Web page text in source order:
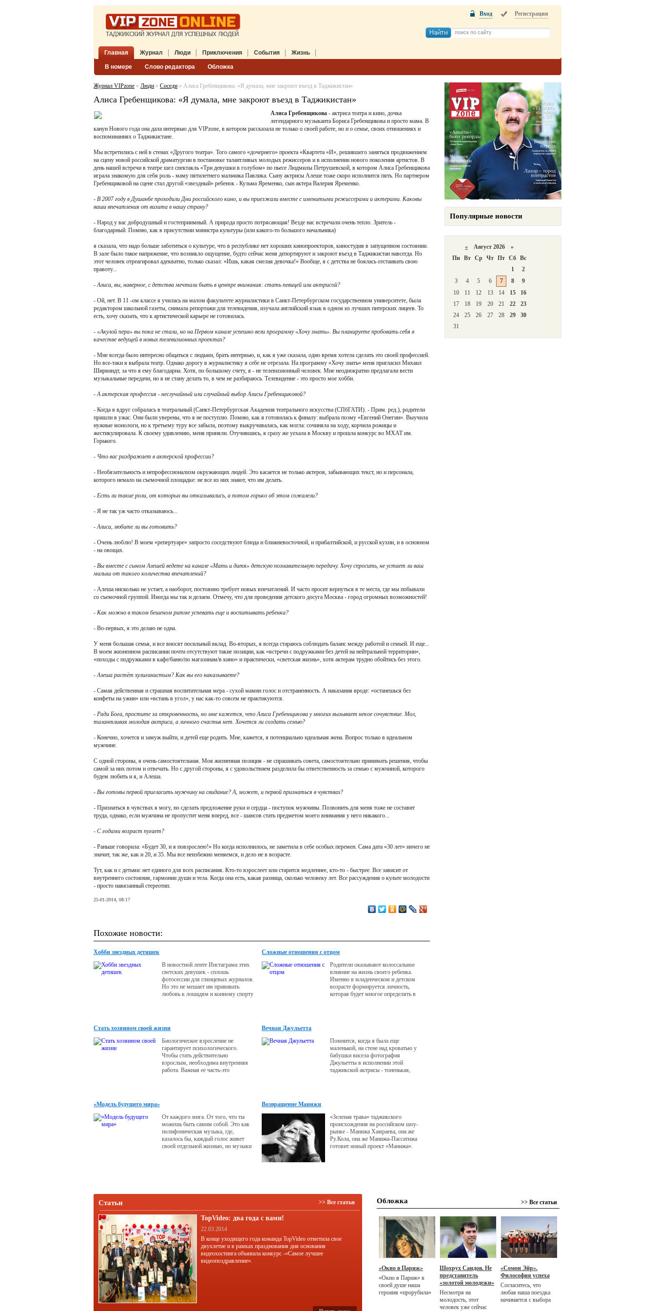
Главная Журнал
В номере Слово редактора Обложка
Люди Приключения События Жизнь
Вход Регистрация
Журнал VIPzone » Люди » Соседи » Алиса Гребенщикова: «Я думала, мне закроют въезд в Таджикистан»
Алиса Гребенщикова: «Я думала, мне закроют въезд в Таджикистан»
Алиса Гребенщикова - актриса театра и кино, дочка
легендарного музыканта Бориса Гребенщикова и просто мама. В
канун Нового года она дала интервью для VIPzone, в котором рассказала не только о своей работе, но и о семье, своих отношениях и
воспоминаниях о Таджикистане.
Мы встретились с ней в стенах «Другого театра». Того самого «дочернего» проекта «Квартета «И», решившего заняться продвижением
на сцену новой российской драматургии в постановке талантливых молодых режиссеров и в исполнении нового поколения артистов. В
день нашей встречи в театре шел спектакль «Три девушки в голубом» по пьесе Людмилы Петрушевской, в котором Алиса Гребенщикова
играла знакомую для себя роль - маму пятилетнего мальчика Павлика. Сыну актрисы Алеше тоже скоро исполнится пять. Но партнером
Гребенщиковой на сцене стал другой «звездный» ребенок - Кузьма Яременко, сын актера Валерия Яременко.
- В 2007 году в Душанбе проходили Дни российского кино, и вы приезжали вместе с именитыми режиссерами и актерами. Каковы
ваши впечатления от визита в нашу страну?
- Народ у вас добродушный и гостеприимный. А природа просто потрясающая! Везде нас встречали очень тепло. Зритель -
благодарный. Помню, как в присутствии министра культуры (или какого-то большого начальника)
я сказала, что надо больше заботиться о культуре, что в республике нет хороших кинопроекторов, киностудия в запущенном состоянии.
В зале было такое напряжение, что возникло ощущение, будто сейчас меня депортируют и закроют въезд в Таджикистан навсегда. Но
этот человек отреагировал адекватно, только сказал: «Ишь, какая смелая девочка!» Вообще, я с детства не боялась отстаивать свою
правоту...
- Алиса, вы, наверное, с детства мечтали быть в центре внимания: стать певицей или актрисой?
- Ой, нет. В 11 -ом классе я училась на малом факультете журналистики в Санкт-Петербургском государственном университете, была
редактором школьной газеты, снимала репортажи для телевидения, изучала английский язык в одном из лучших питерских лицеев. То
есть, хочу сказать, что к артистической карьере не готовилась.
- «Акулой пера» вы пока не стали, но на Первом канале успешно вели программу «Хочу знать». Вы планируете пробовать себя в
качестве ведущей в новых телевизионных проектах?
- Мне всегда было интересно общаться с людьми, брать интервью, и, как я уже сказала, одно время хотела сделать это своей профессией.
Но все-таки я выбрала театр. Однако дорогу в журналистику я себе не отрезала. На программу «Хочу знать» меня пригласил Михаил
Ширвиндт, за что я ему благодарна. Хотя, по большому счету, я - не телевизионный человек. Мне неоднократно предлагали вести
музыкальные передачи, но я не стану делать то, в чем не разбираюсь. Телевидение - это просто мое хобби.
- А актерская профессия - неслучайный или случайный выбор Алисы Гребенщиковой?
- Когда я вдруг собралась в театральный (Санкт-Петербургская Академия театрального искусства (СПбГАТИ). - Прим. ред.), родители
пришли в ужас. Они были уверены, что я не поступлю. Помню, как я готовилась к финалу: выбрала поэму «Евгений Онегин». Выучила
нужные монологи, но к третьему туру все забыла, поэтому выкручивалась, как могла: сочиняла на ходу, корчила рожицы и
жестикулировала. К своему удивлению, меня приняли. Отучившись, я сразу же уехала в Москву и прошла конкурс во МХАТ им.
Горького.
- Что вас раздражает в актерской профессии?
- Необязательность и непрофессионализм окружающих людей. Это касается не только актеров, забывающих текст, но и персонала,
которого немало на съемочной площадке: не все из них знают, что им делать.
- Есть ли такие роли, от которых вы отказывались, а потом горько об этом сожалели?
- Я не так уж часто отказываюсь...
- Алиса, любите ли вы готовить?
- Очень люблю! В моем «репертуаре» запросто соседствуют блюда и ближневосточной, и прибалтийской, и русской кухни, и в основном
- на овощах.
- Вы вместе с сыном Алешей ведете на канале «Мать и дитя» детскую познавательную передачу. Хочу спросить, не устает ли ваш
малыш от такого количества впечатлений?
- Алеша нисколько не устает, а наоборот, постоянно требует новых впечатлений. И часто просит вернуться в те места, где мы побывали
со съемочной группой. Иногда мы так и делаем. Отмечу, что для проведения детского досуга Москва - город огромных возможностей!
- Как можно в таком бешеном ритме успевать еще и воспитывать ребенка?
- Во-первых, я это делаю не одна.
У меня большая семья, и все вносят посильный вклад. Во-вторых, я всегда стараюсь соблюдать баланс между работой и семьей. И еще...
В моем жизненном расписании почти отсутствуют такие позиции, как «встречи с подружками без детей на нейтральной территории»,
«походы с подружками в кафе/баню/по магазинам/в кино» и практически, «светская жизнь», хотя актерам трудно обойтись без этого.
- Алеша растёт хулиганистым? Как вы его наказываете?
- Самая действенная и страшная воспитательная мера - сухой мамин голос и отстраненность. А наказания вроде: «останешься без
конфеты на ужин» или «встань в угол», у нас как-то совсем не практикуются.
- Ради Бога, простите за откровенность, но мне кажется, что Алиса Гребенщикова у многих вызывает некое сочувствие. Мол,
талантливая молодая актриса, а личного счастья нет. Хочется ли создать семью?
- Конечно, хочется и замуж выйти, и детей еще родить. Мне, кажется, я потенциально идеальная жена. Вопрос только в идеальном
мужчине.
С одной стороны, я очень самостоятельная. Моя жизненная позиция - не спрашивать совета, самостоятельно принимать решения, чтобы
самой за них потом и отвечать. Но с другой стороны, я с удовольствием разделила бы ответственность за семью с мужчиной, которого
будем любить и я, и Алеша.
- Вы готовы первой пригласить мужчину на свидание? А, может, и первой признаться в чувствах?
- Признаться в чувствах я могу, но сделать предложение руки и сердца - поступок мужчины. Позвонить для меня тоже не составит
труда, однако, если мужчина не пропустит меня вперед, все - шансов стать предметом моего внимания у него никакого...
- С годами возраст пугает?
- Раньше говорила: «Будет 30, и я повзрослею!» Но когда исполнилось, не заметила в себе особых перемен. Сама дата «30 лет» ничего не
значит, так же, как и 20, и 35. Мы все неизбежно меняемся, и дело не в возрасте.
Тут, как и с детьми: нет единого для всех расписания. Кто-то взрослеет или старится медленнее, кто-то - быстрее. Все зависит от
внутреннего состояния, гармонии души и тела. Когда она есть, какая разница, сколько человеку лет. Все рассуждения о культе молодости
- просто навязанный стереотип.
25-01-2014, 08:17
Похожие новости:
Хобби звездных детишек
В новостной ленте Инстаграма этих
светских девушек - сплошь
фотосессии для глянцевых журналов.
Но это не мешает им прививать
любовь к лошадям и конному спорту
Сложные отношения с отцом
Родители оказывают колоссальное
влияние на жизнь своего ребенка.
Именно в младенческом и детском
возрасте формируется личность,
которая будет многое определять в
Стать хозяином своей жизни
Биологическое взросление не
гарантирует психологического.
Чтобы стать действительно
взрослым, необходима внутренняя
работа. Важная ее часть-это
Вечная Джульетта
Помнится, когда я была еще
маленькой, на стене над кроватью у
бабушки висела фотография
Джульетты в исполнении этой
таджикской актрисы - тоненькая,
«Модель будущего мира»
От каждого мига. От того, что ты
можешь быть самим собой. Это как
полифоническая музыка, где,
казалось бы, каждый голос живет
своей отдельной жизнью, но музыки
Возвращение Манижи
«Зеленая трава» таджикского
происхождения на российском шоу-
рынке - Манижа Хамраева, она же
Ру.Кола, она же Манижа-Пассатижа
готовит новый проект «Манижа».
Популярные новости
« Август 2026 »
Пн Вт Ср Чт Пт Сб Вс
1
2
3
4 5 6 7 8
9
10
11 12 13 14 15
16
17
18 19 20 21 22
23
24
25 26 27 28 29
30
31
Статьи >> Все статьи
TopVideo: два года с вами!
22.03.2014
В конце уходящего года команда TopVideo отметила свое
двухлетие и в рамках празднования дня основания
видеохостинга объявила конкурс -«Самое лучшее
видеопоздравление».
Обложка >> Все статьи
«Окно в Париж»
«Окно в Париж» в
своей душе наша
героиня «прорубила»
Шохрух Саидов. Не
представитель
«золотой молодежи»
Несмотря на
молодость, этот
человек уже сейчас
«Сомон Эйр».
Философия успеха
Согласитесь, что
любая наша поездка
начинается с выбора